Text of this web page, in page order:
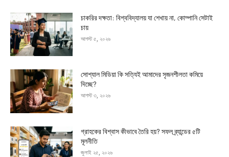
চাকরির দক্ষতা: বিশ্ববিদ্যালয় যা শেখায় না, কোম্পানি সেটাই
চায়
আগস্ট ৫, ২০২৬
সোশ্যাল মিডিয়া কি সত্যিই আমাদের সৃজনশীলতা কমিয়ে
দিচ্ছে?
আগস্ট ৩, ২০২৬
গ্রাহকের বিশ্বাস কীভাবে তৈরি হয়? সফল ব্র্যান্ডের ৫টি
মূলনীতি
জুলাই ২৫, ২০২৬